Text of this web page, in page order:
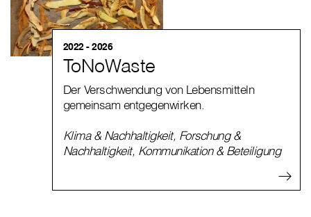
2022 - 2026
ToNoWaste
Der Verschwendung von Lebensmitteln
gemeinsam entgegenwirken.
Klima & Nachhaltigkeit, Forschung &
Nachhaltigkeit, Kommunikation & Beteiligung